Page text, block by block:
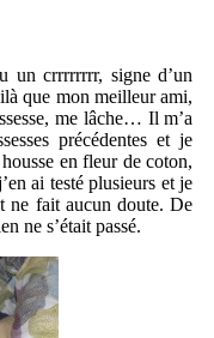
un crrrrrrrr, signe d’un
que mon meilleur ami,
me lâche… Il m’a
précédentes et je
en fleur de coton,
ai testé plusieurs et je
ne fait aucun doute. De
ne s’était passé.